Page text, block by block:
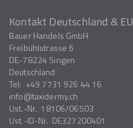
Kontakt Deutschland & EU
Bauer Handels GmbH
Freibühlstrasse 6
DE-78224 Singen
Deutschland
Tel: +49 7731 926 44 16
info
taxidermy.ch
Ust.-Nr. 18106/06503
Ust.-ID-Nr. DE327200401